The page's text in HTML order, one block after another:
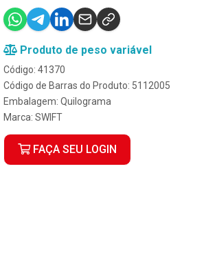
Produto de peso variável
Código: 41370
Código de Barras do Produto: 5112005
Embalagem: Quilograma
Marca: SWIFT
FAÇA SEU LOGIN